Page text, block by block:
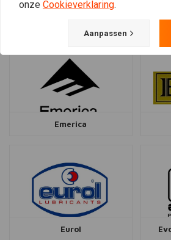
Emerica
Eurol
onze Cookieverklaring.
Aanpassen